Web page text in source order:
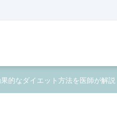
的なダイエット方法を医師が解説